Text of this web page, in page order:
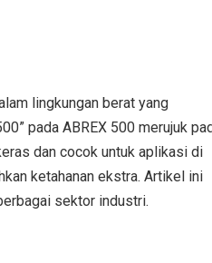
lingkungan berat yang
pada ABREX 500 merujuk
dan cocok untuk aplikasi di
ketahanan ekstra. Artikel ini
sektor industri.